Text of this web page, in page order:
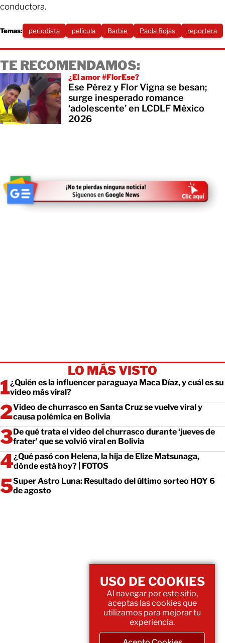
conductora.
Temas: periodista película Barbie Paola Rojas reportera
TE RECOMENDAMOS:
¿El amor #FlorEse?
Ese Pérez y Flor Vigna se besan;
surge inesperado romance
‘adolescente’ en LCDLF México
2026
LO MÁS VISTO
¿Quién es la influencer paraguaya Maca Díaz, y cuál es su
video más viral?
Video de churrasco en Santa Cruz se vuelve viral y
causa polémica en Bolivia
De qué trata el video del churrasco durante ‘jueves de
frater’ que se volvió viral en Bolivia
¿Qué pasó con Helena, la hija de Elize Matsunaga,
dónde está hoy? | FOTOS
Super Astro Luna: Resultado del último sorteo HOY 6
de agosto
USO DE COOKIES
Al navegar por este sitio,
aceptas las cookies que
utilizamos para mejorar tu
experiencia.